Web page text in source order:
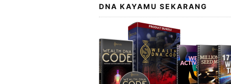
DNA KAYAMU SEKARANG